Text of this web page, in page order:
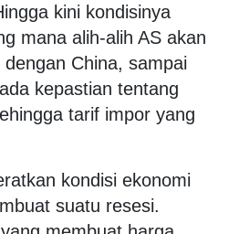
kini kondisinya
mana alih-alih AS akan
China, sampai
kepastian tentang
tarif impor yang
kondisi ekonomi
suatu resesi.